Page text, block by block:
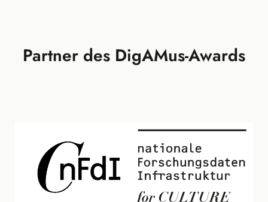
Partner des DigAMus-Awards